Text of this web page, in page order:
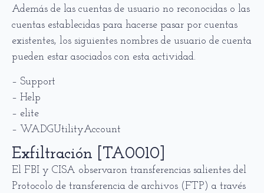
Además de las cuentas de usuario no reconocidas o las
cuentas establecidas para hacerse pasar por cuentas
existentes, los siguientes nombres de usuario de cuenta
pueden estar asociados con esta actividad.
– Support
– Help
– elite
– WADGUtilityAccount
Exfiltración [TA0010]
El FBI y CISA observaron transferencias salientes del
Protocolo de transferencia de archivos (FTP) a través